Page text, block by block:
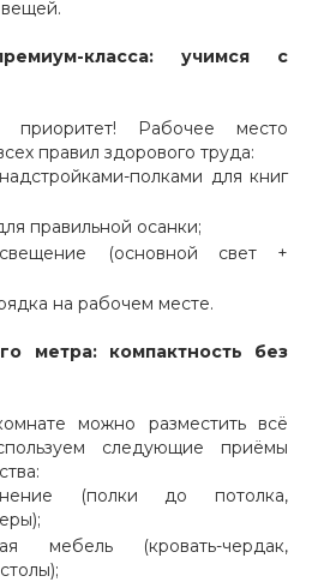
класса: учимся с
Рабочее место
правил здорового труда:
полками для книг
правильной осанки;
(основной свет +
на рабочем месте.
метра: компактность без
можно разместить всё
следующие приёмы
(полки до потолка,
мебель (кровать-чердак,